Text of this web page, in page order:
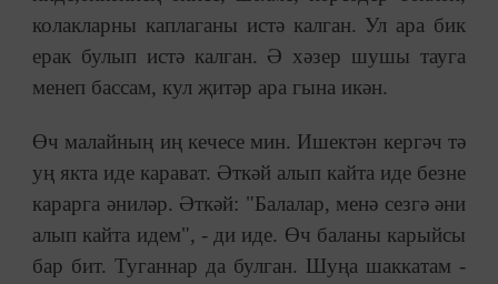
колакларны каплаганы истә калган. Ул ара бик
ерак булып истә калган. Ә хәзер шушы тауга
менеп бассам, кул җитәр ара гына икән.
Өч малайның иң кечесе мин. Ишектән кергәч тә
уң якта иде карават. Әткәй алып кайта иде безне
карарга әниләр. Әткәй: "Балалар, менә сезгә әни
алып кайта идем", - ди иде. Өч баланы карыйсы
бар бит. Туганнар да булган. Шуңа шаккатам -